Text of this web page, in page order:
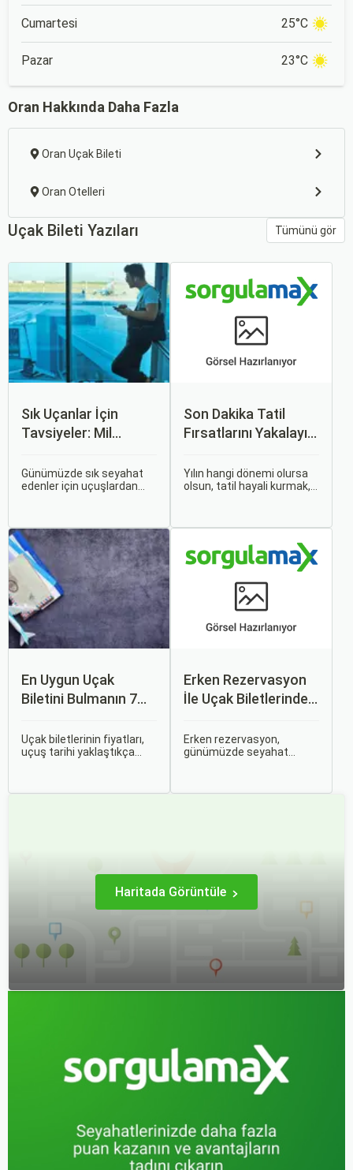
Cumartesi 25°C
Pazar 23°C
Oran Hakkında Daha Fazla
Oran Uçak Bileti
Oran Otelleri
Uçak Bileti Yazıları Tümünü gör
Sık Uçanlar İçin
Tavsiyeler: Mil
Günümüzde sık seyahat
edenler için uçuşlardan
puanları ve çeşitli seyahat
fırsatları giriyor.
Son Dakika Tatil
Fırsatlarını Yakalayın:
İpuçları
Yılın hangi dönemi olursa
olsun, tatil hayali kurmak,
anda bavulları toplayıp yola
çıkmak bazen zorlayıcı
En Uygun Uçak
Biletini Bulmanın 7
Uçak biletlerinin fiyatları,
uçuş tarihi yaklaştıkça
Erken Rezervasyon
İle Uçak Biletlerinde
İndirimler: Nasıl
Avantajlar Sağlanır?
Erken rezervasyon,
günümüzde seyahat
imkanı sağlar.
Haritada Görüntüle